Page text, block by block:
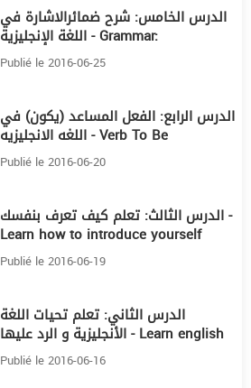
الدرس الخامس: شرح ضمائرالاشارة في
اللغة الإنجليزية - Grammar:
Demonstrative pronouns
Publié le 2016-06-25
الدرس الرابع: الفعل المساعد (يكون) في
اللغه الانجليزيه - Verb To Be
Publié le 2016-06-20
الدرس الثالث: تعلم كيف تعرف بنفسك -
Learn how to introduce yourself
Publié le 2016-06-19
الدرس الثاني: تعلم تحيات اللغة
الأنجليزية و الرد عليها - Learn english
greetings and how to respond
Publié le 2016-06-16